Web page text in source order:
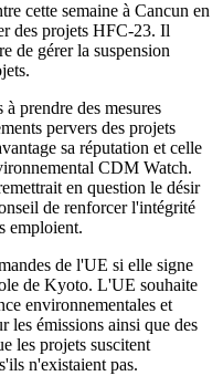
cette semaine à Cancun en
des projets HFC-23. Il
de gérer la suspension
prendre des mesures
pervers des projets
sa réputation et celle
CDM Watch.
en question le désir
de renforcer l'intégrité
emploient.
de l'UE si elle signe
de Kyoto. L'UE souhaite
environnementales et
les émissions ainsi que des
les projets suscitent
n'existaient pas.